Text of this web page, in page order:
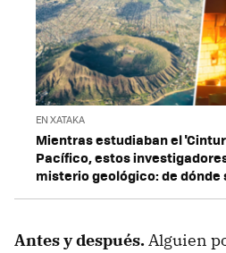
EN XATAKA
Mientras estudiaban el
Pacífico, estos
misterio geológico: de dónde
Antes y después.Alguien